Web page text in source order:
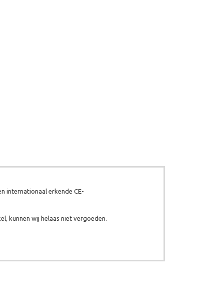
internationaal erkende CE-
kunnen wij helaas niet vergoeden.